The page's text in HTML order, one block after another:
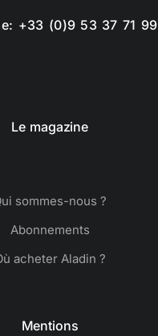
+33 (0)9 53 37 71 99
Le magazine
sommes-nous ?
Abonnements
acheter Aladin ?
Mentions